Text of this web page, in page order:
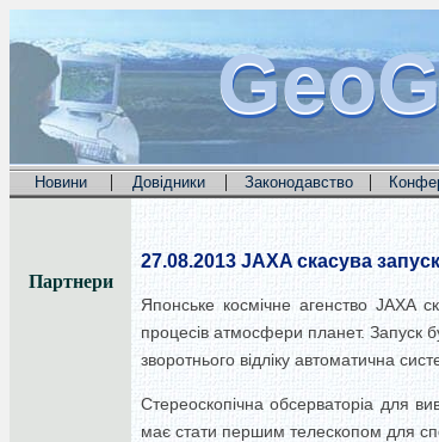
Новини | Довідники | Законодавство |
Партнери
27.08.2013 JAXA скасува
Японське космічне агенство JAXA
процесів атмосфери планет. Запуск
зворотнього відліку автоматична
Стереоскопічна обсерваторіа для
має стати першим телескопом для